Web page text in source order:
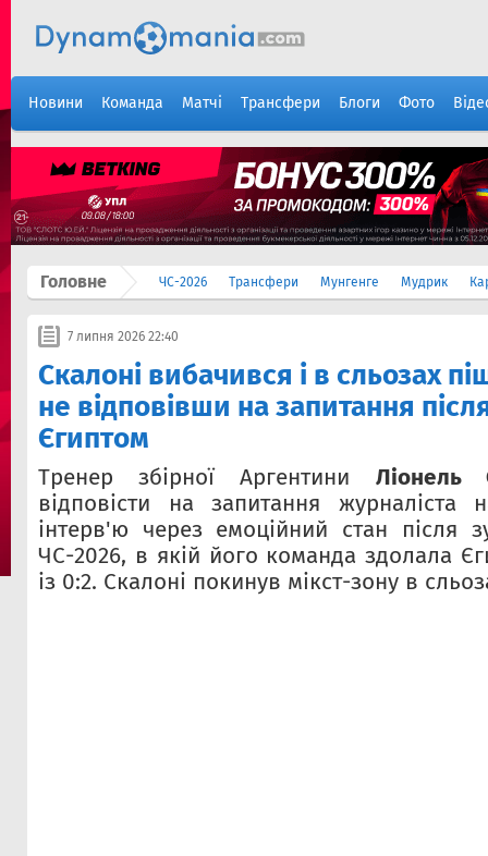
Новини Команда Матчі Трансфери Блоги Фото
Головне ЧС-2026 Трансфери Мунгенге Мудрик
7 липня 2026 22:40
Cкалоні вибачився і в сльозах
не відповівши на запитання
Єгиптом
Тренер збірної Аргентини Ліонель
відповісти на запитання журналіста
інтерв'ю через емоційний стан після
ЧС-2026, в якій його команда здолала
із 0:2. Скалоні покинув мікст-зону в